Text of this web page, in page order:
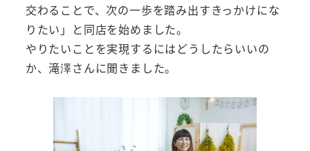
交わることで、次の一歩を踏み出すきっかけにな
りたい」と同店を始めました。
やりたいことを実現するにはどうしたらいいの
か、滝澤さんに聞きました。